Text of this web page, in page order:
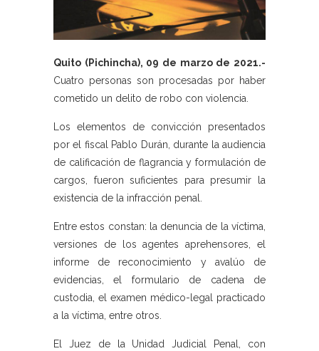
Quito (Pichincha), 09 de marzo de 2021.-
Cuatro personas son procesadas por haber
cometido un delito de robo con violencia.
Los elementos de convicción presentados
por el fiscal Pablo Durán, durante la audiencia
de calificación de flagrancia y formulación de
cargos, fueron suficientes para presumir la
existencia de la infracción penal.
Entre estos constan: la denuncia de la víctima,
versiones de los agentes aprehensores, el
informe de reconocimiento y avalúo de
evidencias, el formulario de cadena de
custodia, el examen médico-legal practicado
a la víctima, entre otros.
El Juez de la Unidad Judicial Penal, con